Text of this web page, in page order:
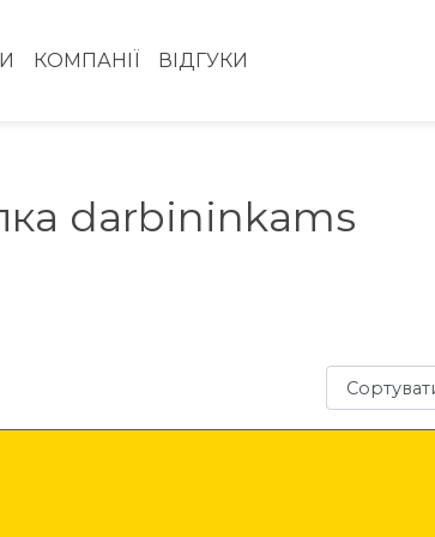
КОМПАНІЇ ВІДГУКИ
darbininkams
Сортувати за